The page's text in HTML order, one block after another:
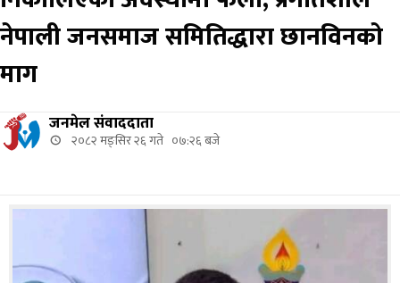
नेपाली जनसमाज समितिद्धारा छानविनको
माग
जनमेल संवाददाता
२०८२ मङ्सिर २६ गते ०७:२६ बजे